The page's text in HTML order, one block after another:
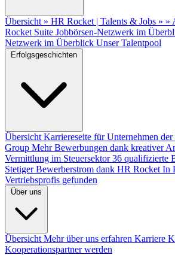
Übersicht » HR Rocket | Talents & Jobs » »
Rocket Suite Jobbörsen-Netzwerk im
Netzwerk im Überblick Unser Talentpool
Übersicht Karriereseite für Unternehmen
Group Mehr Bewerbungen dank kreativer
Vermittlung im Steuersektor36 qualifizierte
Stetiger Bewerberstrom dank HR Rocket In
Vertriebsprofis gefunden
Übersicht Mehr über uns erfahren Karriere
Kooperationspartner werden